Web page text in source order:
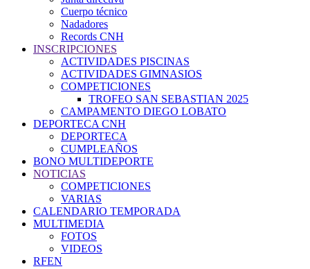
Cuerpo técnico
Nadadores
Records CNH
INSCRIPCIONES
ACTIVIDADES PISCINAS
ACTIVIDADES GIMNASIOS
COMPETICIONES
TROFEO SAN SEBASTIAN 2025
CAMPAMENTO DIEGO LOBATO
DEPORTECA CNH
DEPORTECA
CUMPLEAÑOS
BONO MULTIDEPORTE
NOTICIAS
COMPETICIONES
VARIAS
CALENDARIO TEMPORADA
MULTIMEDIA
FOTOS
VIDEOS
RFEN